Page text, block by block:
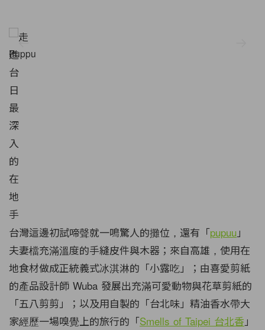
Puppu
台灣這邊初試啼聲就一鳴驚人的攤位，還有「pupuu 」
夫妻檔充滿溫度的手縫皮件與木器；來自高雄，使用在
地食材做成正統義式冰淇淋的「小露吃」；由喜愛剪紙
的產品設計師 Wuba 發展出充滿可愛動物與花草剪紙的
「五八剪剪」；以及用自製的「台北味」精油香水帶大
家經歷一場嗅覺上的旅行的「Smells of Taipei 台北香 」